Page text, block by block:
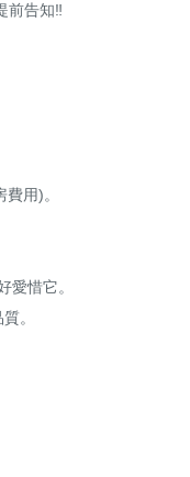
前告知‼️
用)。
惜它。
。